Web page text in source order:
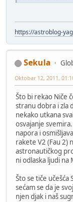
https://astroblog-
Sekula
Oktobar 12, 2011,
Što bi rekao Niče
stranu dobra i zla
nekako utkana
osvajanje
napora i
rakete V2 (Fau 2)
astronautičkog
ni odlaska ljudi na
Što se tiče
sećam se da je
njen djak i naš